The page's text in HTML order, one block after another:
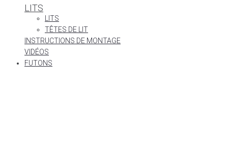
LITS
LITS
TÊTES DE LIT
INSTRUCTIONS DE MONTAGE
VIDÉOS
FUTONS